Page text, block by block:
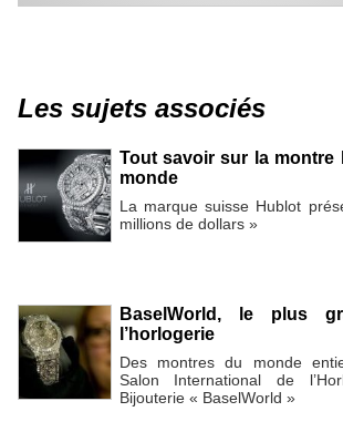
Les sujets associés
Tout savoir sur la montre
monde
La marque suisse Hublot
millions de dollars »
BaselWorld, le plus
l’horlogerie
Des montres du monde
Salon International de
Bijouterie « BaselWorld »